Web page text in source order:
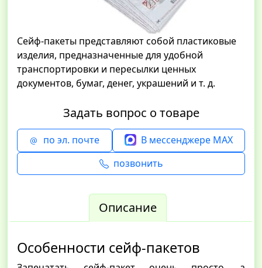
Сейф-пакеты представляют собой пластиковые
изделия, предназначенные для удобной
транспортировки и пересылки ценных
документов, бумаг, денег, украшений и т. д.
Задать вопрос о товаре
по эл. почте
В мессенджере MAX
позвонить
Описание
Особенности сейф-пакетов